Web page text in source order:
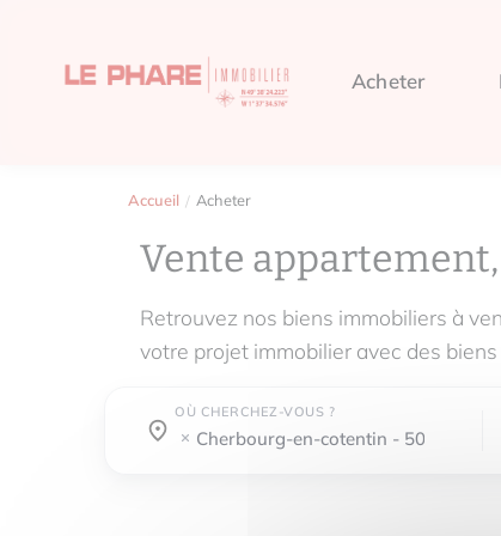
Acheter
Accueil Acheter
Vente
Retrouvez nos biens immobiliers à
votre projet immobilier avec des
OÙ CHERCHEZ-VOUS ?
Où cherchez-vous ?
cherbourg-en-cotentin - 50100
Où cherchez-vous ?